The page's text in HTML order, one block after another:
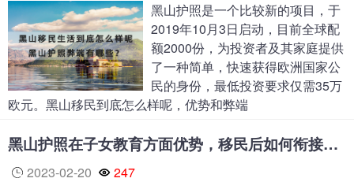
黑山护照是一个比较新的项目，于
2019年10月3日启动，目前全球配
额2000份，为投资者及其家庭提供
了一种简单，快速获得欧洲国家公
民的身份，最低投资要求仅需35万
欧元。黑山移民到底怎么样呢，优势和弊端
黑山护照在子女教育方面优势，移民后如何衔接国内的教育
2023-02-20
247